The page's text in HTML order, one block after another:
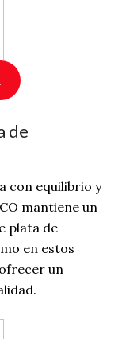
de
con equilibrio y
mantiene un
plata de
en estos
un